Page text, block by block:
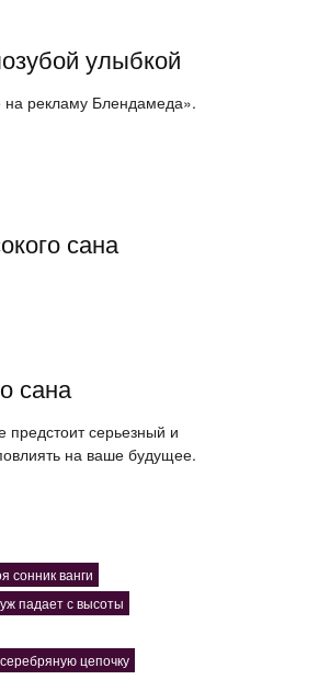
улыбкой
на рекламу Блендамеда».
сана
сана
предстоит серьезный и
на ваше будущее.
сонник ванги
падает с высоты
цепочку